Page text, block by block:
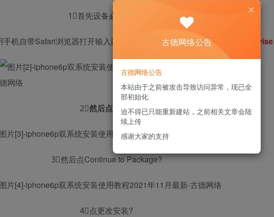
1⃣️首先设备必须越狱?
机自带Safari浏览器打开输入网址 https://repo.dynastic.co/package/divise
2⃣️然后点打开?
3⃣️然后点Continue to Package?
4⃣️点更改安装?
古德网络公告
古德网络公告
本站由于之前被攻击导致访问异常，现已全
部初始化
迫不得已只能重新建站，之前相关文章会陆
续上传
感谢大家的支持